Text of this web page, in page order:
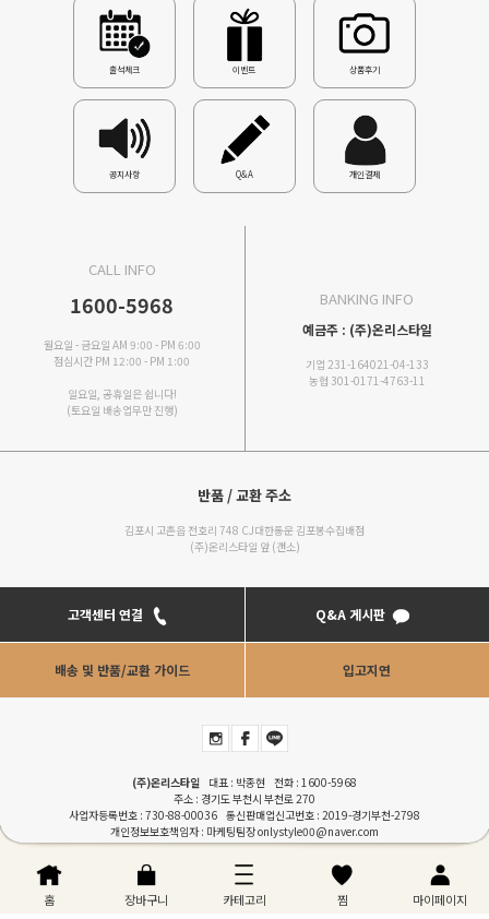
홈 장바구니 카테고리 찜 마이페이지
출석체크 이벤트 상품후기
공지사항 Q&A 개인결제
CALL INFO
1600-5968
월요일 - 금요일 AM 9:00 - PM 6:00
점심시간 PM 12:00 - PM 1:00
일요일, 공휴일은 쉽니다!
(토요일 배송업무만 진행)
BANKING INFO
예금주 : (주)온리스타일
기업 231-164021-04-133
농협 301-0171-4763-11
반품 / 교환 주소
김포시 고촌읍 전호리 748 CJ대한통운 김포봉수집배점
(주)온리스타일 앞 (갠소)
고객센터 연결 Q&A 게시판
배송 및 반품/교환 가이드 입고지연
(주)온리스타일 대표 : 박종현 전화 : 1600-5968
주소 : 경기도 부천시 부천로 270
사업자등록번호 : 730-88-00036 통신판매업신고번호 : 2019-경기부천-2798
개인정보보호책임자 : 마케팅팀장onlystyle00@naver.com
COPYRIGHTⓒONLYSTYLE. ALL RIGHT RESERVERD. Designed byRENEWWAVE
이용안내
개인정보처리방침 PC버젼